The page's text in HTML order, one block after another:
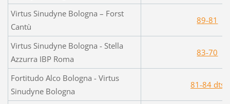
Virtus Sinudyne Bologna – Forst
Cantù
89-81
Virtus Sinudyne Bologna - Stella
Azzurra IBP Roma
83-70
Fortitudo Alco Bologna - Virtus
Sinudyne Bologna
81-84 dts